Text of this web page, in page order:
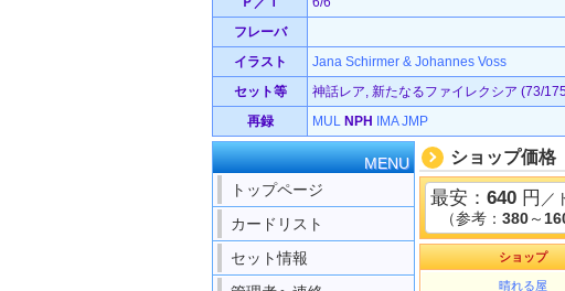
フレーバ
イラスト
Jana Schirmer & Johannes Voss
セット等
神話レア, 新たなるファイレクシア (73/
再録
MUL NPH IMA JMP
MENU
トップページ
カードリスト
セット情報
ショップ価格
最安： 640 円 ／
（参考： 380～
ショップ
晴れる屋